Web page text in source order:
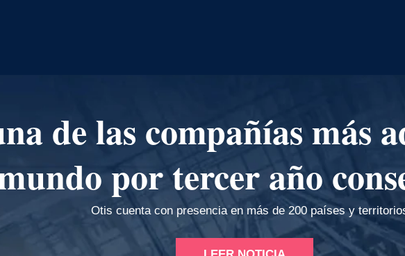
de las compañías más
por tercer año
Otis cuenta con presencia en más de 200 países y